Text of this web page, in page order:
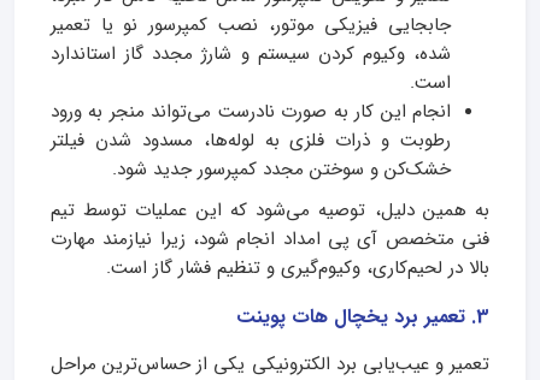
جابجایی فیزیکی موتور، نصب کمپرسور نو یا تعمیر
شده، وکیوم کردن سیستم و شارژ مجدد گاز استاندارد
است.
انجام این کار به صورت نادرست می‌تواند منجر به ورود
رطوبت و ذرات فلزی به لوله‌ها، مسدود شدن فیلتر
خشک‌کن و سوختن مجدد کمپرسور جدید شود.
به همین دلیل، توصیه می‌شود که این عملیات توسط تیم
فنی متخصص آی پی امداد انجام شود، زیرا نیازمند مهارت
بالا در لحیم‌کاری، وکیوم‌گیری و تنظیم فشار گاز است.
3. تعمیر برد یخچال هات پوینت
تعمیر و عیب‌یابی برد الکترونیکی یکی از حساس‌ترین مراحل